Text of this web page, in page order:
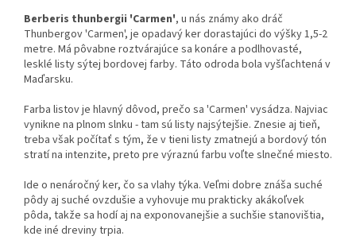
Berberis thunbergii 'Carmen', u nás známy ako dráč
Thunbergov 'Carmen', je opadavý ker dorastajúci do výšky 1,5-2
metre. Má pôvabne roztvárajúce sa konáre a podlhovasté,
lesklé listy sýtej bordovej farby. Táto odroda bola vyšľachtená v
Maďarsku.
Farba listov je hlavný dôvod, prečo sa 'Carmen' vysádza. Najviac
vynikne na plnom slnku - tam sú listy najsýtejšie. Znesie aj tieň,
treba však počítať s tým, že v tieni listy zmatnejú a bordový tón
stratí na intenzite, preto pre výraznú farbu voľte slnečné miesto.
Ide o nenáročný ker, čo sa vlahy týka. Veľmi dobre znáša suché
pôdy aj suché ovzdušie a vyhovuje mu prakticky akákoľvek
pôda, takže sa hodí aj na exponovanejšie a suchšie stanovištia,
kde iné dreviny trpia.